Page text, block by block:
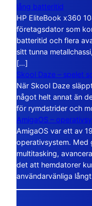
lång batteritid
HP EliteBook x360
företagsdator som
batteritid och flera
sitt tunna
[…]
Skool Daze – spelet
När Skool Daze
något helt annat än
för rymdstrider och
AmigaOS –
AmigaOS var ett av
operativsystem. Med
multitasking,
det att hemdatorer
användarvänliga